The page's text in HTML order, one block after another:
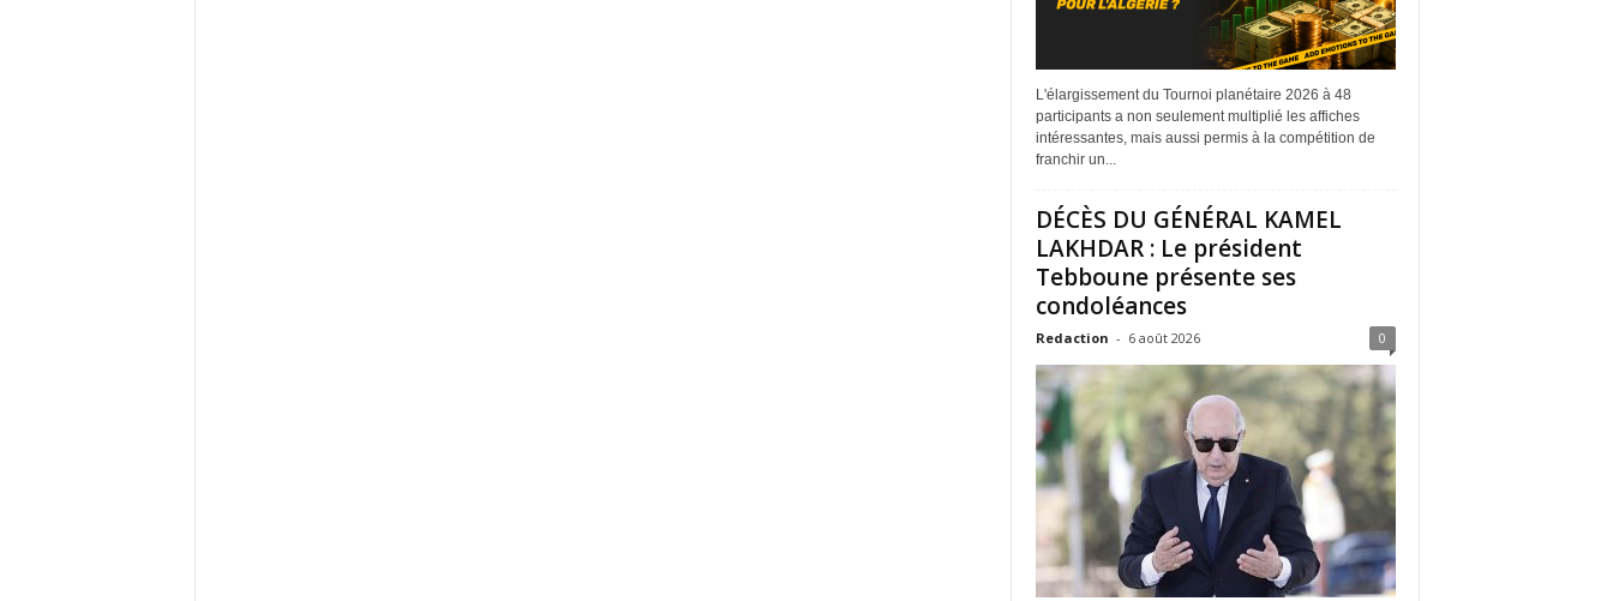
L'élargissement du Tournoi planétaire 2026 à 48
participants a non seulement multiplié les affiches
intéressantes, mais aussi permis à la compétition de
franchir un...
DÉCÈS DU GÉNÉRAL KAMEL
LAKHDAR : Le président
Tebboune présente ses
condoléances
Redaction - 6 août 2026 0